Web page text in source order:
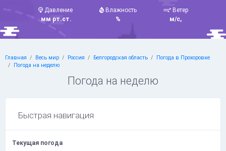
Давление
мм рт.ст.
Влажность
%
Ветер
м/с,
Главная Весь мир Россия Белгородская область
Погода в Прохоровке
Погода на неделю
Погода на неделю
Быстрая навигация
Текущая погода